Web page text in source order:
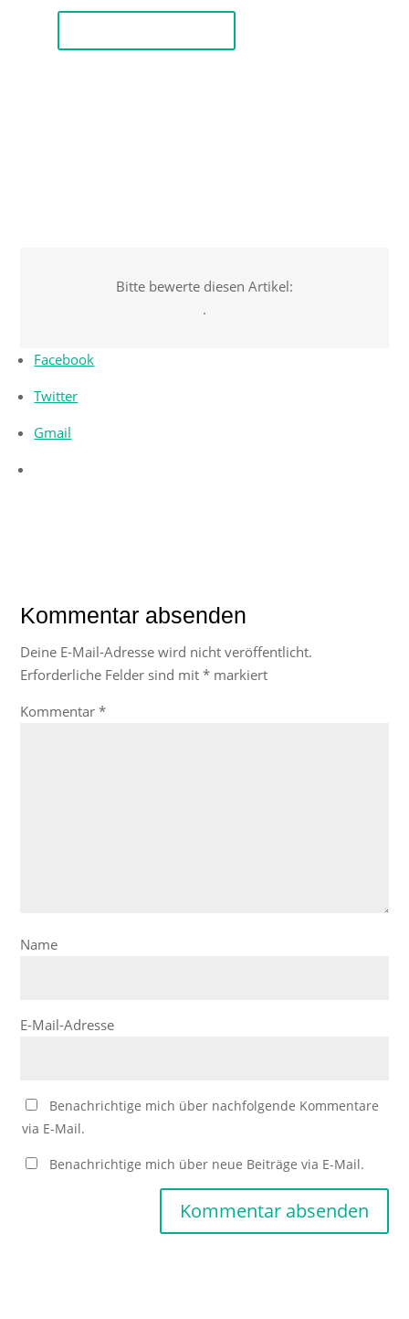
Bitte bewerte diesen Artikel:
.
Facebook
Twitter
Gmail
Kommentar absenden
Deine E-Mail-Adresse wird nicht veröffentlicht.
Erforderliche Felder sind mit* markiert
Kommentar*
Name
E-Mail-Adresse
Benachrichtige mich über nachfolgende Kommentare
via E-Mail.
Benachrichtige mich über neue Beiträge via E-Mail.